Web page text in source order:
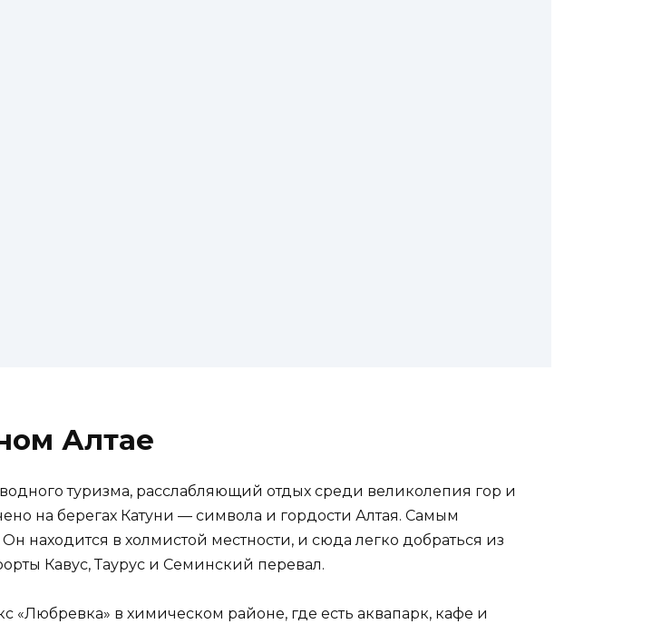
Алтае
туризма, расслабляющий отдых среди великолепия гор и
на берегах Катуни — символа и гордости Алтая. Самым
находится в холмистой местности, и сюда легко добраться из
Кавус, Таурус и Семинский перевал.
в химическом районе, где есть аквапарк, кафе и